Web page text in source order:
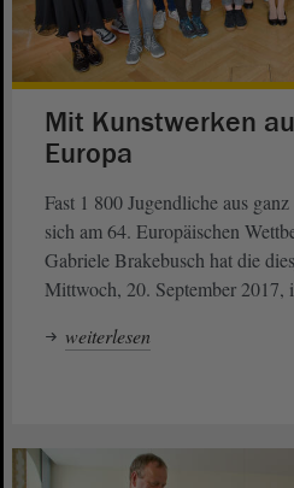
Mit Kunstwerken
Europa
Fast 1 800 Jugendliche aus
sich am 64. Europäischen
Gabriele Brakebusch hat die
Mittwoch, 20. September 2017,
weiterlesen